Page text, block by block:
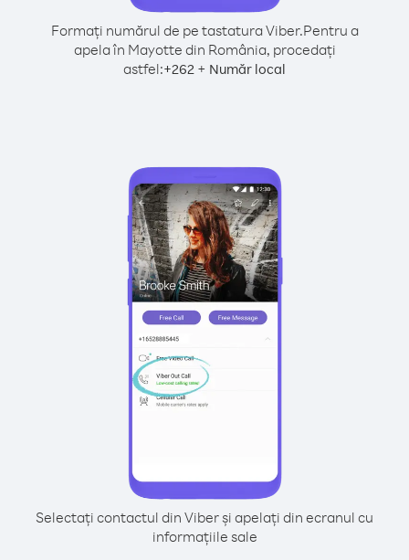
Formați numărul de pe tastatura Viber.Pentru a
apela în Mayotte din România, procedați
astfel:+262 + Număr local
Selectați contactul din Viber și apelați din ecranul cu
informațiile sale